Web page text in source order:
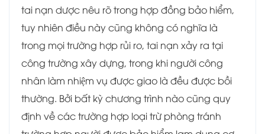
tai nạn dược nêu rõ trong hợp đồng bảo hiểm,
tuy nhiên điều này cũng không có nghĩa là
trong mọi trường hợp rủi ro, tai nạn xảy ra tại
công trường xây dựng, trong khi người công
nhân làm nhiệm vụ được giao là đều được bồi
thường. Bởi bất kỳ chương trình nào cũng quy
định về các trường hợp loại trừ phòng tránh